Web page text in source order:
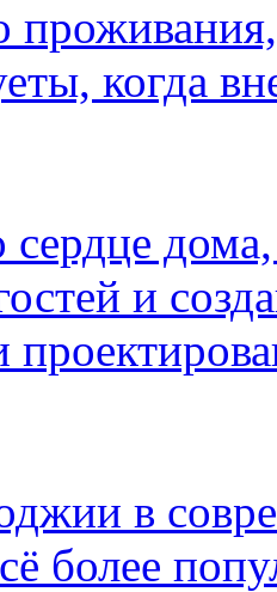
когда
дома,
и
в
более